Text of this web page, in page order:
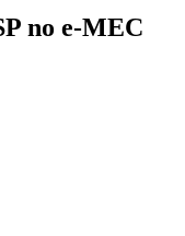
no e-MEC